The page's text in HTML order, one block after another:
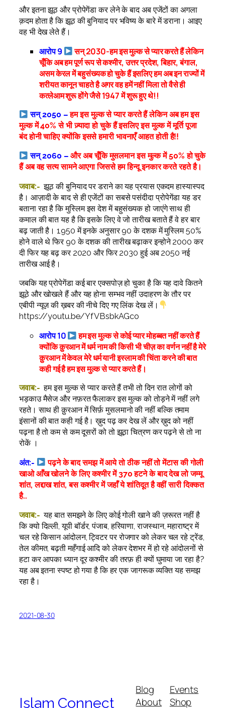
और इतना झूठ और प्रोपेगेंडा कर लेने के बाद अब एजेंटों का अगला
क़दम होता है कि झूठ की बुनियाद पर भविष्य के बारे में डराना। आइए
वह भी देख लेते हैं।
आरोप 9
सन् 2030-हम इस मुल्क से प्यार करते हैं लेकिन
चूँकि अब हम पूर्ण रूप से कश्मीर, उत्तर प्रदेश, बिहार, बंगाल,
असम केरल में बहुसंख्यक हो चुके हैं इसलिए हम अब इन राज्यों में
शरीयत कानून चाहते है अगर वह हमें नहीं मिला तो वैसे ही
कत्लेआम शुरू होंगे जैसे 1947 में शुरू हुए थे!!
सन् 2050 –हम इस मुल्क से प्यार करते हैं लेकिन अब हम इस
मुल्क में 40% से भी ज़्यादा हो चुके हैं इसलिए इस मुल्क में मूर्ति पूजा
बंद होनी चाहिए क्योंकि इससे हमारी भावनाएँ आहत होती है!!
सन् 2060 – और अब चूँकि मुसलमान इस मुल्क में 50% हो चुके
हैं अब वह सत्य सामने आएगा जिससे हम हिन्दू इनकार करते रहते है।
जवाब:- झूठ की बुनियाद पर डराने का यह प्रयास एकदम हास्यास्पद
है। आज़ादी के बाद से ही एजेंटों का सबसे पसंदीदा प्रोपेगेंडा यह डर
बताना रहा है कि मुस्लिम इस देश में बहुसंख्यक हो जाएंगे साथ ही
कमाल की बात यह है कि इसके लिए वे जो तारीख बताते हैं वे हर बार
बढ़ जाती है। 1950 में इनके अनुसार 90 के दशक में मुस्लिम 50%
होने वाले थे फिर 90 के दशक की तारीख बढ़ाकर इन्होने 2000 कर
दी फिर यह बढ़ कर 2020 और फिर 2030 हुई अब 2050 नई
तारीख आई है।
जबकि यह प्रोपेगेंडा कई बार एक्सपोज़ हो चुका है कि यह दावे कितने
झूठे और खोखले हैं और यह होना सम्भव नहीं उदाहरण के तौर पर
एबीपी न्यूज़ की ख़बर की नीचे दिए गए लिंक देख लें।
https://youtu.be/YfVBsbkAGco
आरोप 10
हम इस मुल्क से कोई प्यार मोहब्बत नहीं करते हैं
क्योंकि क़ुरआन में धर्म नाम की किसी भी चीज़ का वर्णन नहीं है मेरे
क़ुरआन में केवल मेरे धर्म यानी इस्लाम की चिंता करने की बात
कही गई है हम इस मुल्क से प्यार करते हैं।
जवाब:- हम इस मुल्क से प्यार करते हैं तभी तो दिन रात लोगों को
भड़काउ मैसेज और नफ़रत फैलाकर इस मुल्क को तोड़ने में नहीं लगे
रहते। साथ ही क़ुरआन में सिर्फ़ मुसलमानो की नहीं बल्कि तमाम
इंसानों की बात कही गई है। ख़ुद पढ़ कर देख लें और ख़ुद को नहीं
पढ़ना है तो कम से कम दूसरों को तो झूठा चित्रण कर पढ़ने से तो ना
रोकें ।
अंत:-
पढ़ने के बाद समझ में आये तो ठीक नहीं तो मेंटास की गोली
खाओ आँख खोलने के लिए कश्मीर में 370 हटने के बाद देख लो जम्मू
शांत, लद्दाख शांत, बस कश्मीर में जहाँ ये शांतिदूत है वहीं सारी दिक्कत
है..
जवाब:- यह बात समझने के लिए कोई गोली खाने की ज़रूरत नहीं है
कि क्यो दिल्ली, यूपी बॉर्डर, पंजाब, हरियाणा, राजस्थान, महाराष्ट्र में
चल रहे किसान आंदोलन, ट्विटर पर रोजगार को लेकर चल रहे ट्रेंड,
तेल कीमत, बढ़ती महँगाई आदि को लेकर देशभर में हो रहे आंदोलनों से
हटा कर आपका ध्यान दूर कश्मीर की तरफ़ ही क्यों घुमाया जा रहा है?
यह अब इतना स्पष्ट हो गया है कि हर एक जागरूक व्यक्ति यह समझ
रहा है।
2021-08-30
Islam Connect
Blog
About
Events
Shop